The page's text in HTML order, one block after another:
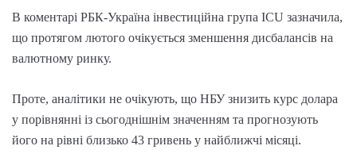
В коментарі РБК-Україна інвестиційна група ICU зазначила,
що протягом лютого очікується зменшення дисбалансів на
валютному ринку.
Проте, аналітики не очікують, що НБУ знизить курс долара
у порівнянні із сьогоднішнім значенням та прогнозують
його на рівні близько 43 гривень у найближчі місяці.